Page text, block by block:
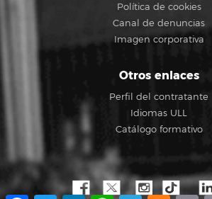
Política de cookies
Canal de denuncias
Imagen corporativa
Otros enlaces
Perfil del contratante
Idiomas ULL
Catálogo formativo